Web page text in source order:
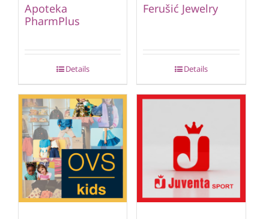
Apoteka
PharmPlus
Details
Ferušić Jewelry
Details